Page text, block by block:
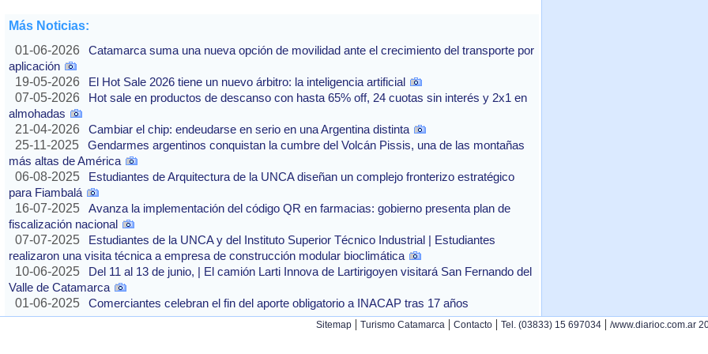
Más Noticias:
01-06-2026
Catamarca suma una nueva opción de movilidad ante el crecimiento del transporte por
aplicación
19-05-2026
El Hot Sale 2026 tiene un nuevo árbitro: la inteligencia artificial
07-05-2026
Hot sale en productos de descanso con hasta 65% off, 24 cuotas sin interés y 2x1 en
almohadas
21-04-2026
Cambiar el chip: endeudarse en serio en una Argentina distinta
25-11-2025
Gendarmes argentinos conquistan la cumbre del Volcán Pissis, una de las montañas
más altas de América
06-08-2025
Estudiantes de Arquitectura de la UNCA diseñan un complejo fronterizo estratégico
para Fiambalá
16-07-2025
Avanza la implementación del código QR en farmacias: gobierno presenta plan de
fiscalización nacional
07-07-2025
Estudiantes de la UNCA y del Instituto Superior Técnico Industrial | Estudiantes
realizaron una visita técnica a empresa de construcción modular bioclimática
10-06-2025
Del 11 al 13 de junio, | El camión Larti Innova de Lartirigoyen visitará San Fernando del
Valle de Catamarca
01-06-2025
Comerciantes celebran el fin del aporte obligatorio a INACAP tras 17 años
Sitemap | Turismo Catamarca | Contacto | Tel. (03833) 15 697034 | /www.diarioc.com.ar